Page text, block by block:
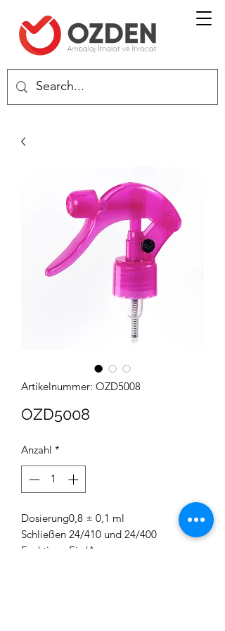
Artikelnummer: OZD5008
OZD5008
Anzahl *
Dosierung0,8 ± 0,1 ml
Schließen 24/410 und 24/400
Funktion
Ein/Aus